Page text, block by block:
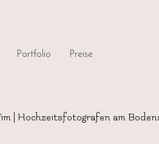
Portfolio Preise